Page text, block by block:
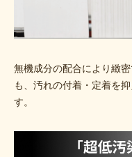
無機成分の配合により緻
も、汚れの付着・定着を
す。